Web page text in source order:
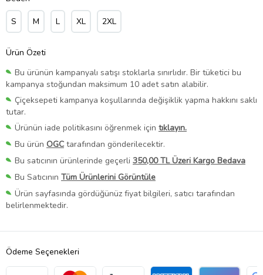
S M L XL 2XL
Ürün Özeti
Bu ürünün kampanyalı satışı stoklarla sınırlıdır. Bir tüketici bu
kampanya stoğundan maksimum 10 adet satın alabilir.
Çiçeksepeti kampanya koşullarında değişiklik yapma hakkını saklı
tutar.
Ürünün iade politikasını öğrenmek için tıklayın.
Bu ürün OGCtarafından gönderilecektir.
Bu satıcının ürünlerinde geçerli 350,00 TL Üzeri Kargo Bedava
Bu Satıcının Tüm Ürünlerini Görüntüle
Ürün sayfasında gördüğünüz fiyat bilgileri, satıcı tarafından
belirlenmektedir.
Ödeme Seçenekleri